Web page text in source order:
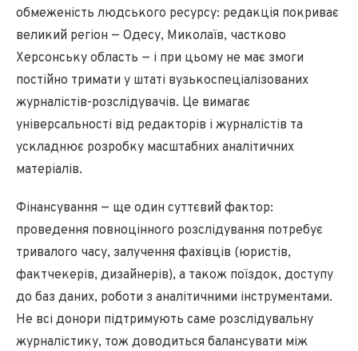
обмеженість людського ресурсу: редакція покриває
великий регіон — Одесу, Миколаїв, частково
Херсонську область — і при цьому не має змоги
постійно тримати у штаті вузькоспеціалізованих
журналістів-розслідувачів. Це вимагає
універсальності від редакторів і журналістів та
ускладнює розробку масштабних аналітичних
матеріалів.
Фінансування — ще один суттєвий фактор:
проведення повноцінного розслідування потребує
тривалого часу, залучення фахівців (юристів,
фактчекерів, дизайнерів), а також поїздок, доступу
до баз даних, роботи з аналітичними інструментами.
Не всі донори підтримують саме розслідувальну
журналістику, тож доводиться балансувати між